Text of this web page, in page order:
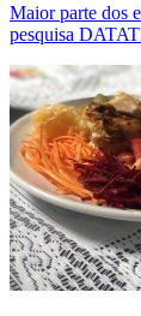
Maior parte dos
pesquisa